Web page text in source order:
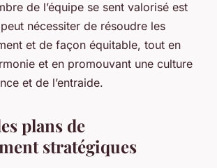
de l’équipe se sent valorisé est
nécessiter de résoudre les
et de façon équitable, tout en
et en promouvant une culture
et de l’entraide.
plans de
stratégiques